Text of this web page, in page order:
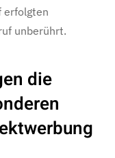
erfolgten
unberührt.
die